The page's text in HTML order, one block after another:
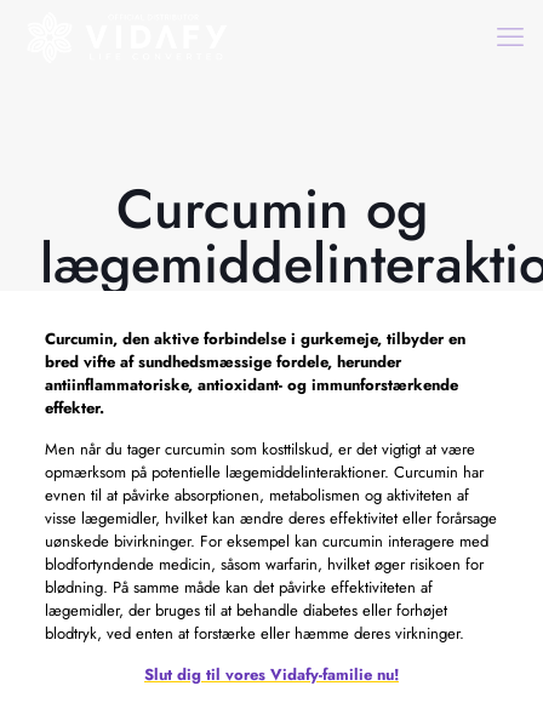
Curcumin og
Curcumin, den aktive forbindelse i gurkemeje, tilbyder en
bred vifte af sundhedsmæssige fordele, herunder
antiinflammatoriske, antioxidant- og immunforstærkende
effekter.
Men når du tager curcumin som kosttilskud, er det vigtigt at være
opmærksom på potentielle lægemiddelinteraktioner. Curcumin har
evnen til at påvirke absorptionen, metabolismen og aktiviteten af ​​
visse lægemidler, hvilket kan ændre deres effektivitet eller forårsage
uønskede bivirkninger. For eksempel kan curcumin interagere med
blodfortyndende medicin, såsom warfarin, hvilket øger risikoen for
blødning. På samme måde kan det påvirke effektiviteten af ​​
lægemidler, der bruges til at behandle diabetes eller forhøjet
blodtryk, ved enten at forstærke eller hæmme deres virkninger.
Slut dig til vores Vidafy-familie nu!